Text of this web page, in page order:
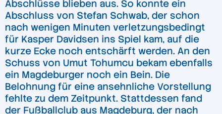
Abschlüsse blieben aus. So konnte ein
Abschluss von Stefan Schwab, der schon
nach wenigen Minuten verletzungsbedingt
für Kasper Davidsen ins Spiel kam, auf die
kurze Ecke noch entschärft werden. An den
Schuss von Umut Tohumcu bekam ebenfalls
ein Magdeburger noch ein Bein. Die
Belohnung für eine ansehnliche Vorstellung
fehlte zu dem Zeitpunkt. Stattdessen fand
der Fußballclub aus Magdeburg, der nach